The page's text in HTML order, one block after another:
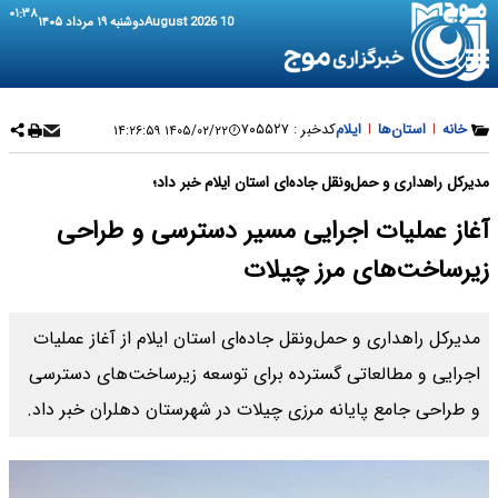
10 August 2026 دوشنبه ۱۹ مرداد ۱۴۰۵ ۰۱:۳۸
خانه | استان‌ها | ایلامکدخبر : ۷۰۵۵۲۷ ۱۴۰۵/۰۲/۲۲ ۱۴:۲۶:۵۹
مدیرکل راهداری و حمل‌ونقل جاده‌ای استان ایلام خبر داد؛
آغاز عملیات اجرایی مسیر دسترسی و طراحی
زیرساخت‌های مرز چیلات
مدیرکل راهداری و حمل‌ونقل جاده‌ای استان ایلام از آغاز عملیات
اجرایی و مطالعاتی گسترده برای توسعه زیرساخت‌های دسترسی
و طراحی جامع پایانه مرزی چیلات در شهرستان دهلران خبر داد.